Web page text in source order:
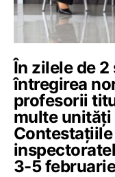
În zilele de
întregirea
profesorii
multe unități
Contestațiile
3-5 februarie